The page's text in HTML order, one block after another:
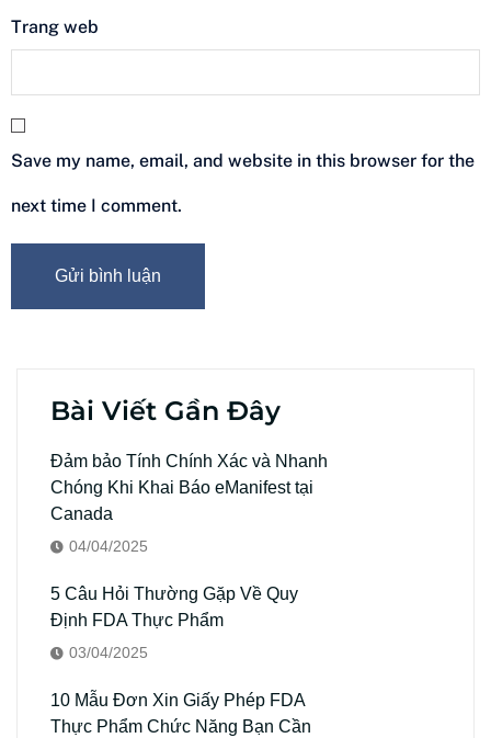
Trang web
Save my name, email, and website in this browser for the
next time I comment.
Bài Viết Gần Đây
Đảm bảo Tính Chính Xác và Nhanh
Chóng Khi Khai Báo eManifest tại
Canada
04/04/2025
5 Câu Hỏi Thường Gặp Về Quy
Định FDA Thực Phẩm
03/04/2025
10 Mẫu Đơn Xin Giấy Phép FDA
Thực Phẩm Chức Năng Bạn Cần